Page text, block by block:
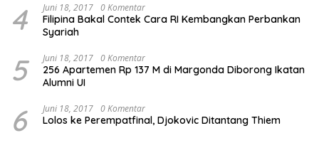
4 Juni 18, 2017 0 Komentar
Filipina Bakal Contek Cara RI Kembangkan Perbankan
Syariah
5 Juni 18, 2017 0 Komentar
256 Apartemen Rp 137 M di Margonda Diborong Ikatan
Alumni UI
6 Juni 18, 2017 0 Komentar
Lolos ke Perempatfinal, Djokovic Ditantang Thiem